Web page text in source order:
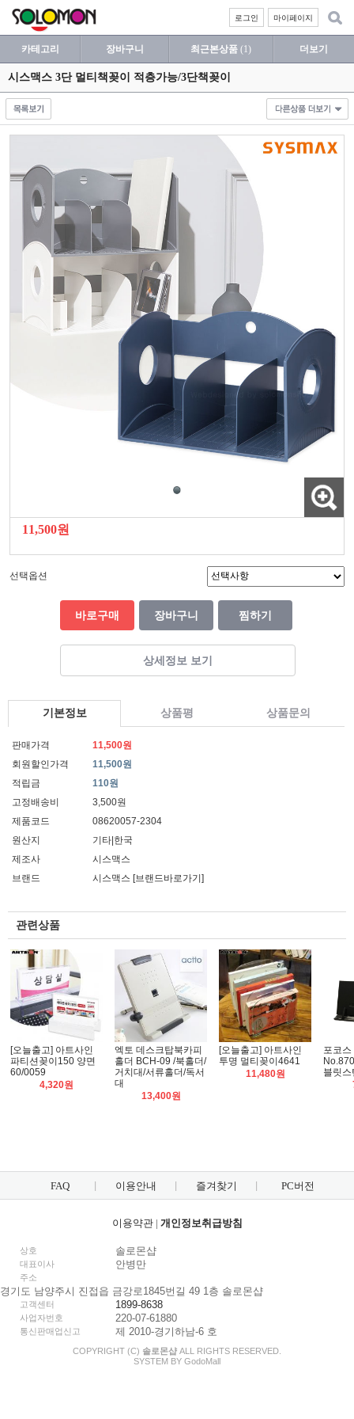
마이페이지
로그인
카테고리 장바구니 최근본상품 (1) 더보기
시스맥스 3단 멀티책꽂이 적층가능/3단책꽂이
11,500원
선택옵션
바로구매 장바구니 찜하기
상세정보 보기
기본정보 상품평 상품문의
판매가격
11,500원
회원할인가격
11,500원
적립금
110원
고정배송비
3,500원
제품코드
08620057-2304
원산지
기타|한국
제조사
시스맥스
브랜드
시스맥스 [브랜드바로가기]
관련상품
[오늘출고] 아트사인
파티션꽂이150 양면
60/0059
4,320원
엑토 데스크탑북카피
홀더 BCH-09 /북홀더/
거치대/서류홀더/독서
대
13,400원
[오늘출고] 아트사인
투명 멀티꽂이4641
11,480원
포코
블릿스
FAQ 이용안내 즐겨찾기 PC버전
이용약관| 개인정보취급방침
상호 솔로몬샵
대표이사 안병만
주소
경기도 남양주시 진접읍 금강로1845번길 49 1층 솔로몬샵
고객센터 1899-8638
사업자번호 220-07-61880
통신판매업신고 제 2010-경기하남-6 호
COPYRIGHT (C) 솔로몬샵 ALL RIGHTS RESERVED.
SYSTEM BY GodoMall